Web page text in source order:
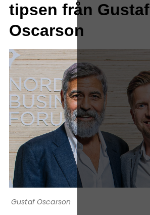
tipsen från Gustaf
Oscarson
Gustaf Oscarson